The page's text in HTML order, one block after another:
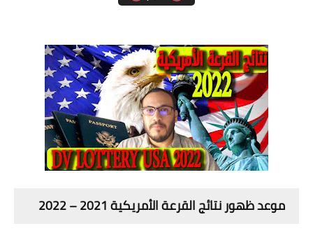
موعد ظهور نتائج القرعة الأمريكية 2021 – 2022